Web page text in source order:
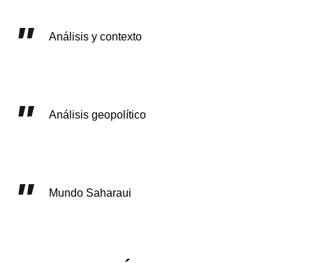
Análisis y contexto
Análisis geopolítico
Mundo Saharaui